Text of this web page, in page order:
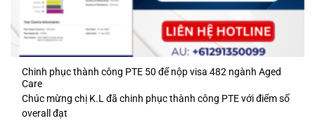
Chinh phục thành công PTE 50 để nộp visa 482 ngành Aged
Care
Chúc mừng chị K.L đã chinh phục thành công PTE với điểm số
overall đạt